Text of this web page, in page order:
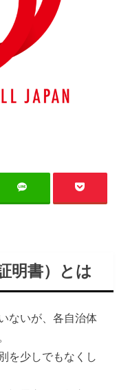
明書）とは
ないが、各自治体
を少しでもなくし